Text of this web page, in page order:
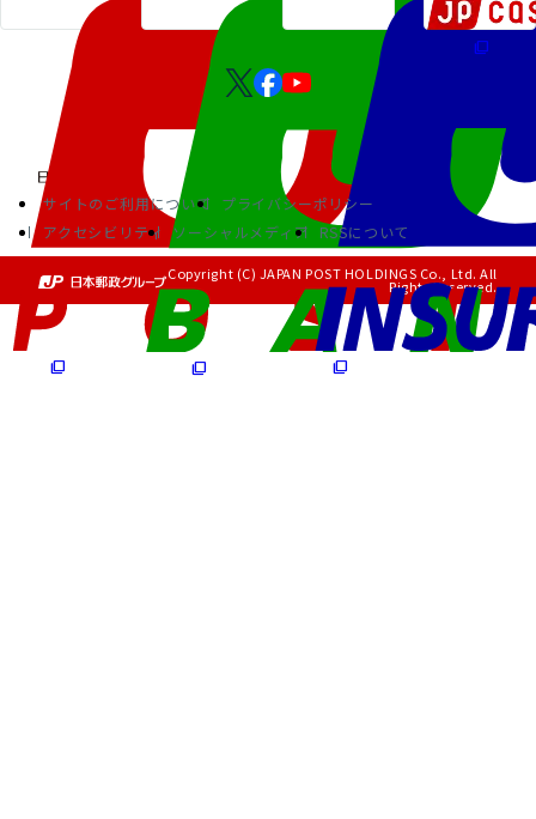
サイトのご利用について
プライバシーポリシー
アクセシビリティ
ソーシャルメディア RSSについて
Copyright (C) JAPAN POST HOLDINGS Co., Ltd. All
Rights Reserved.